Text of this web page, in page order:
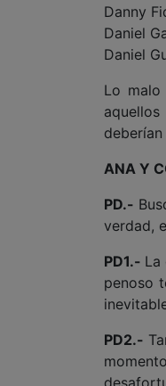
Danny
Daniel
Daniel
Lo
ANA Y
PD.-
verdad,
PD1.- La
penoso
PD2.-